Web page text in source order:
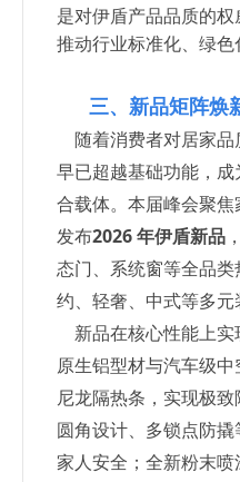
是对伊盾产品品质的
推动行业标准化、绿色
三、新品矩阵焕
随着消费者对居家品
早已超越基础功能，
合载体。本届峰会聚
发布2026 年伊盾新品
态门、系统窗等全品
约、轻奢、中式等多元
新品在核心性能上实
原生铝型材与汽车级
尼龙隔热条，实现极致
圆角设计、多锁点防
家人安全；全新粉末